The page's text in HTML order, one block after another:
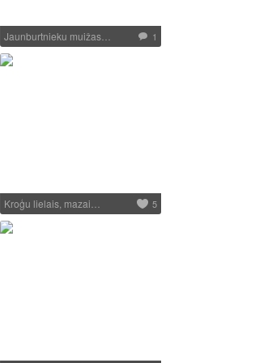
Jaunburtnieku muižas… 1
Kroģu lielais, mazai… 5